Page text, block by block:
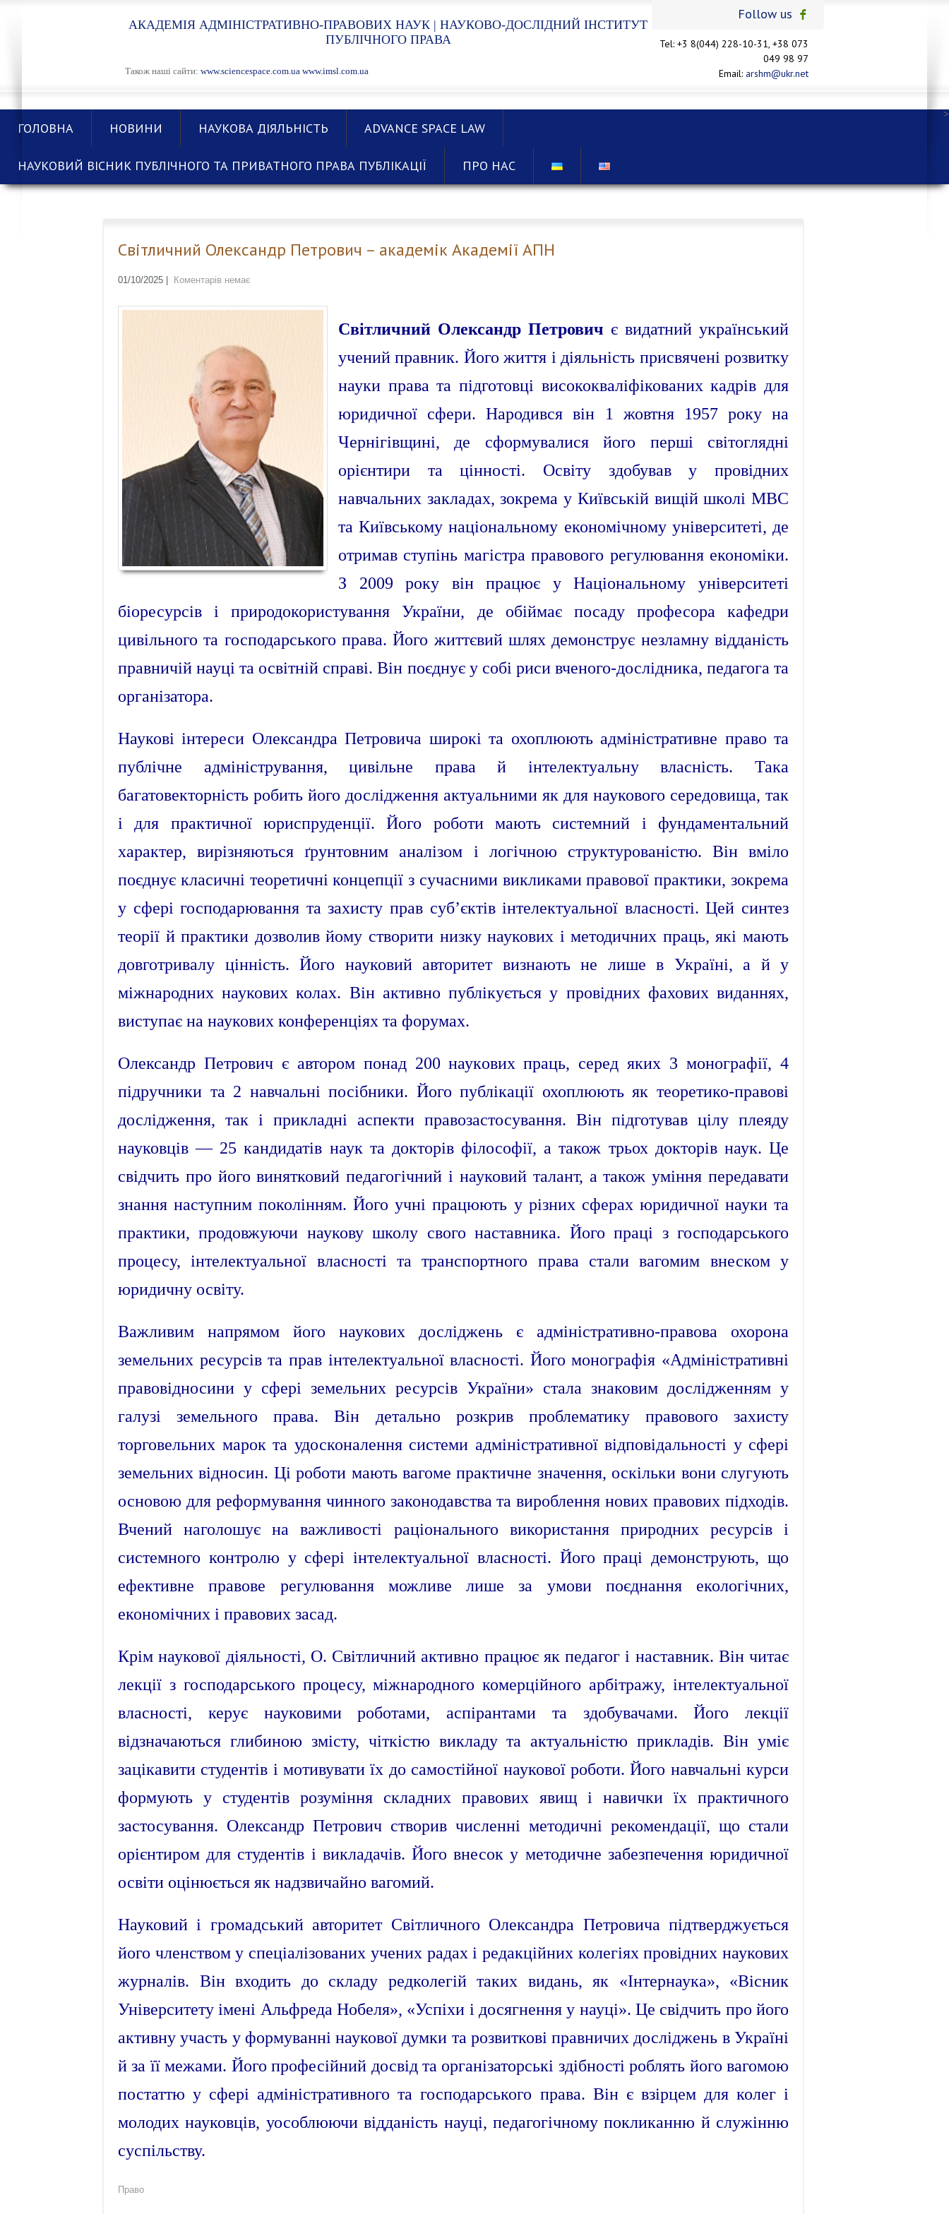
АКАДЕМІЯ АДМІНІСТРАТИВНО-ПРАВОВИХ НАУК | НАУКОВО-ДОСЛІДНИЙ ІНСТИТУТ
ПУБЛІЧНОГО ПРАВА
Також наші сайти: www.sciencespace.com.ua www.imsl.com.ua
Follow us
Tel: +3 8(044) 228-10-31, +38 073
049 98 97
Email: arshm@ukr.net
ГОЛОВНА НОВИНИ НАУКОВА ДІЯЛЬНІСТЬ ADVANCE SPACE LAW
НАУКОВИЙ ВІСНИК ПУБЛІЧНОГО ТА ПРИВАТНОГО ПРАВА ПУБЛІКАЦІЇ ПРО НАС
>
Світличний Олександр Петрович – академік Академії АПН
01/10/2025 Коментарів немає
Світличний Олександр Петрович є видатний український
учений правник. Його життя і діяльність присвячені розвитку
науки права та підготовці висококваліфікованих кадрів для
юридичної сфери. Народився він 1 жовтня 1957 року на
Чернігівщині, де сформувалися його перші світоглядні
орієнтири та цінності. Освіту здобував у провідних
навчальних закладах, зокрема у Київській вищій школі МВС
та Київському національному економічному університеті, де
отримав ступінь магістра правового регулювання економіки.
З 2009 року він працює у Національному університеті
біоресурсів і природокористування України, де обіймає посаду професора кафедри
цивільного та господарського права. Його життєвий шлях демонструє незламну відданість
правничій науці та освітній справі. Він поєднує у собі риси вченого-дослідника, педагога та
організатора.
Наукові інтереси Олександра Петровича широкі та охоплюють адміністративне право та
публічне адміністрування, цивільне права й інтелектуальну власність. Така
багатовекторність робить його дослідження актуальними як для наукового середовища, так
і для практичної юриспруденції. Його роботи мають системний і фундаментальний
характер, вирізняються ґрунтовним аналізом і логічною структурованістю. Він вміло
поєднує класичні теоретичні концепції з сучасними викликами правової практики, зокрема
у сфері господарювання та захисту прав суб’єктів інтелектуальної власності. Цей синтез
теорії й практики дозволив йому створити низку наукових і методичних праць, які мають
довготривалу цінність. Його науковий авторитет визнають не лише в Україні, а й у
міжнародних наукових колах. Він активно публікується у провідних фахових виданнях,
виступає на наукових конференціях та форумах.
Олександр Петрович є автором понад 200 наукових праць, серед яких 3 монографії, 4
підручники та 2 навчальні посібники. Його публікації охоплюють як теоретико-правові
дослідження, так і прикладні аспекти правозастосування. Він підготував цілу плеяду
науковців — 25 кандидатів наук та докторів філософії, а також трьох докторів наук. Це
свідчить про його винятковий педагогічний і науковий талант, а також уміння передавати
знання наступним поколінням. Його учні працюють у різних сферах юридичної науки та
практики, продовжуючи наукову школу свого наставника. Його праці з господарського
процесу, інтелектуальної власності та транспортного права стали вагомим внеском у
юридичну освіту.
Важливим напрямом його наукових досліджень є адміністративно-правова охорона
земельних ресурсів та прав інтелектуальної власності. Його монографія «Адміністративні
правовідносини у сфері земельних ресурсів України» стала знаковим дослідженням у
галузі земельного права. Він детально розкрив проблематику правового захисту
торговельних марок та удосконалення системи адміністративної відповідальності у сфері
земельних відносин. Ці роботи мають вагоме практичне значення, оскільки вони слугують
основою для реформування чинного законодавства та вироблення нових правових підходів.
Вчений наголошує на важливості раціонального використання природних ресурсів і
системного контролю у сфері інтелектуальної власності. Його праці демонструють, що
ефективне правове регулювання можливе лише за умови поєднання екологічних,
економічних і правових засад.
Крім наукової діяльності, О. Світличний активно працює як педагог і наставник. Він читає
лекції з господарського процесу, міжнародного комерційного арбітражу, інтелектуальної
власності, керує науковими роботами, аспірантами та здобувачами. Його лекції
відзначаються глибиною змісту, чіткістю викладу та актуальністю прикладів. Він уміє
зацікавити студентів і мотивувати їх до самостійної наукової роботи. Його навчальні курси
формують у студентів розуміння складних правових явищ і навички їх практичного
застосування. Олександр Петрович створив численні методичні рекомендації, що стали
орієнтиром для студентів і викладачів. Його внесок у методичне забезпечення юридичної
освіти оцінюється як надзвичайно вагомий.
Науковий і громадський авторитет Світличного Олександра Петровича підтверджується
його членством у спеціалізованих учених радах і редакційних колегіях провідних наукових
журналів. Він входить до складу редколегій таких видань, як «Інтернаука», «Вісник
Університету імені Альфреда Нобеля», «Успіхи і досягнення у науці». Це свідчить про його
активну участь у формуванні наукової думки та розвиткові правничих досліджень в Україні
й за її межами. Його професійний досвід та організаторські здібності роблять його вагомою
постаттю у сфері адміністративного та господарського права. Він є взірцем для колег і
молодих науковців, уособлюючи відданість науці, педагогічному покликанню й служінню
суспільству.
Право